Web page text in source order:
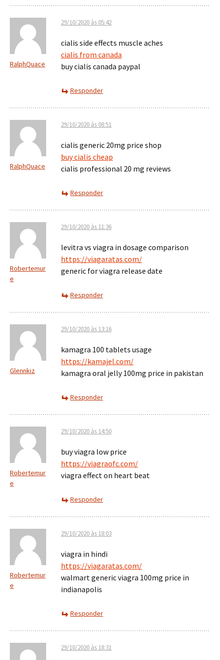
RalphQuace
29/10/2020 às 05:42
cialis side effects muscle aches
cialis from canada
buy cialis canada paypal
Responder
RalphQuace
29/10/2020 às 08:51
cialis generic 20mg price shop
buy cialis cheap
cialis professional 20 mg reviews
Responder
Robertemur
e
29/10/2020 às 11:36
levitra vs viagra in dosage comparison
https://viagaratas.com/
generic for viagra release date
Responder
Glennkiz
29/10/2020 às 13:16
kamagra 100 tablets usage
https://kamajel.com/
kamagra oral jelly 100mg price in pakistan
Responder
Robertemur
e
29/10/2020 às 14:50
buy viagra low price
https://viagraofc.com/
viagra effect on heart beat
Responder
Robertemur
e
29/10/2020 às 18:03
viagra in hindi
https://viagaratas.com/
walmart generic viagra 100mg price in
indianapolis
Responder
29/10/2020 às 18:31